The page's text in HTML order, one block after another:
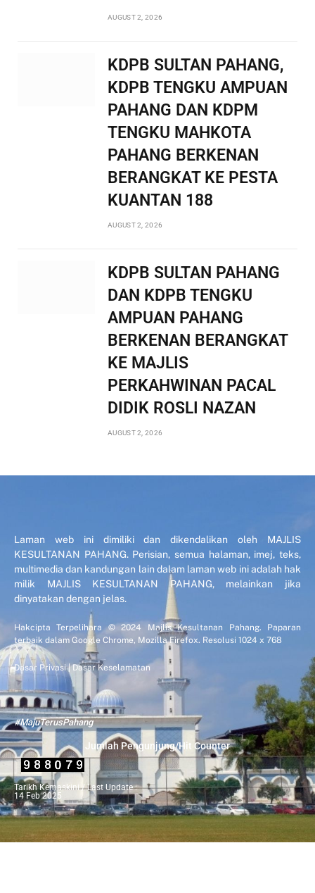
AUGUST 2, 2026
KDPB SULTAN PAHANG,
KDPB TENGKU AMPUAN
PAHANG DAN KDPM
TENGKU MAHKOTA
PAHANG BERKENAN
BERANGKAT KE PESTA
KUANTAN 188
AUGUST 2, 2026
KDPB SULTAN PAHANG
DAN KDPB TENGKU
AMPUAN PAHANG
BERKENAN BERANGKAT
KE MAJLIS
PERKAHWINAN PACAL
DIDIK ROSLI NAZAN
AUGUST 2, 2026
Laman web ini dimiliki dan dikendalikan oleh MAJLIS
KESULTANAN PAHANG. Perisian, semua halaman, imej, teks,
multimedia dan kandungan lain dalam laman web ini adalah hak
milik MAJLIS KESULTANAN PAHANG, melainkan jika
dinyatakan dengan jelas.
Hakcipta Terpelihara © 2024 Majlis Kesultanan Pahang. Paparan
terbaik dalam Google Chrome, Mozilla Firefox. Resolusi 1024 x 768
Dasar Privasi|Dasar Keselamatan
#MajuTerusPahang
Jumlah Pengunjung/Hit Counter
Tarikh Kemaskini / Last Update :
14 Feb 2025